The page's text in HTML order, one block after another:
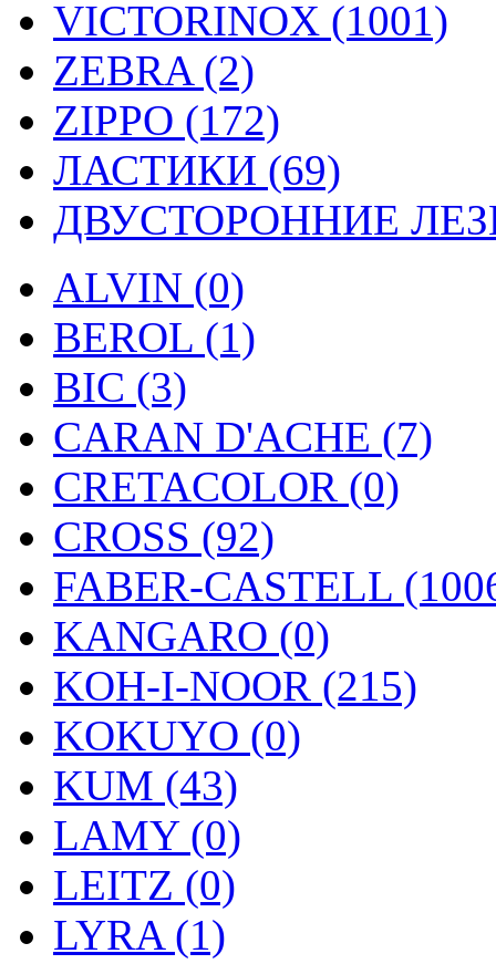
VICTORINOX (1001)
ZEBRA (2)
ZIPPO (172)
ЛАСТИКИ (69)
ДВУСТОРОННИЕ
ALVIN (0)
BEROL (1)
BIC (3)
CARAN D'ACHE (7)
CRETACOLOR (0)
CROSS (92)
FABER-CASTELL
KANGARO (0)
KOH-I-NOOR (215)
KOKUYO (0)
KUM (43)
LAMY (0)
LEITZ (0)
LYRA (1)